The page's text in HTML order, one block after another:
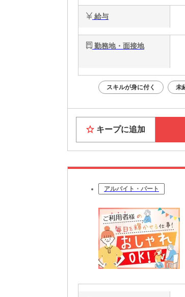
給与
勤務地・面接地
スキルが身に付く 未
キープに追加
アルバイト・パート